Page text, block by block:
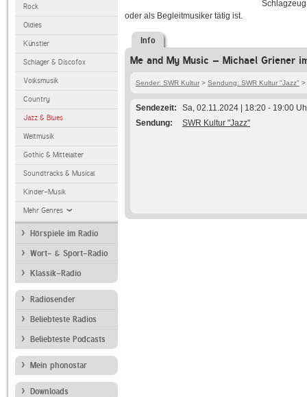
Rock
Oldies
Künstler
Schlager & Discofox
Volksmusik
Country
Jazz & Blues
Weltmusik
Gothic & Mittelalter
Soundtracks & Musical
Kinder-Musik
Mehr Genres
Hörspiele im Radio
Wort- & Sport-Radio
Klassik-Radio
Radiosender
Beliebteste Radios
Beliebteste Podcasts
Mein phonostar
Downloads
oder als Begleitmusiker tätig ist.
Info
Me and My Music – Michael Griener
Sender: SWR Kultur > Sendung: SWR Kultur "Jazz" >
Sendezeit
Sa, 02.11.2024 | 18:20 - 19:00
Sendung
SWR Kultur "Jazz"